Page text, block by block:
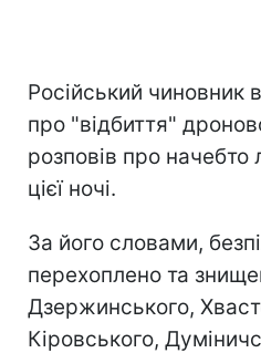
Російський чиновник
про "відбиття"
розповів про
цієї ночі.
За його словами,
перехоплено та
Дзержинського,
Кіровського,